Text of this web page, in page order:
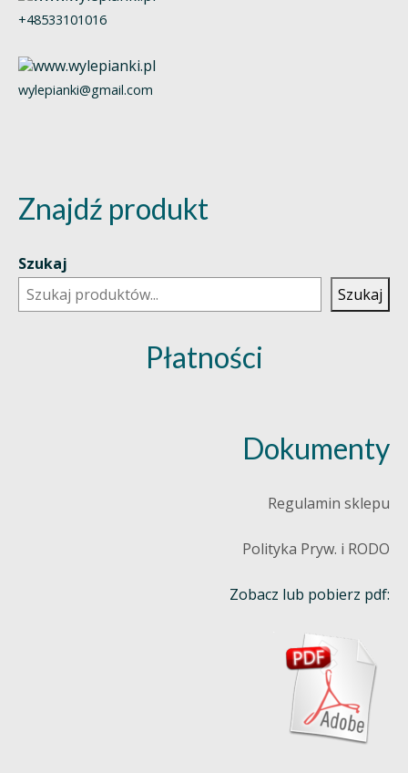
+48533101016
wylepianki@gmail.com
Znajdź produkt
Szukaj
Szukaj
Płatności
Dokumenty
Regulamin sklepu
Polityka Pryw. i RODO
Zobacz lub pobierz pdf: